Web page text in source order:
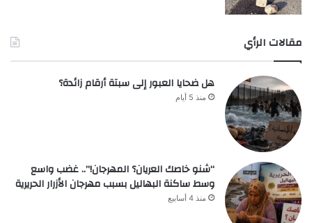
مقالات الرأي
هل ضحايا العبور إلى سبتة أرقام زائدة؟
منذ 5 أيام
“شنو خاصك العريان؟ المهرجان!”.. غضب واسع
وسط ساكنة البهاليل بسبب مهرجان الأزرار الحريرية
منذ 4 أسابيع